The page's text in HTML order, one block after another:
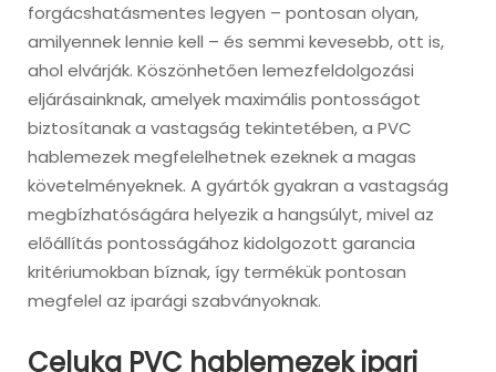
forgácshatásmentes legyen – pontosan olyan,
amilyennek lennie kell – és semmi kevesebb, ott is,
ahol elvárják. Köszönhetően lemezfeldolgozási
eljárásainknak, amelyek maximális pontosságot
biztosítanak a vastagság tekintetében, a PVC
hablemezek megfelelhetnek ezeknek a magas
követelményeknek. A gyártók gyakran a vastagság
megbízhatóságára helyezik a hangsúlyt, mivel az
előállítás pontosságához kidolgozott garancia
kritériumokban bíznak, így termékük pontosan
megfelel az iparági szabványoknak.
Celuka PVC hablemezek ipari